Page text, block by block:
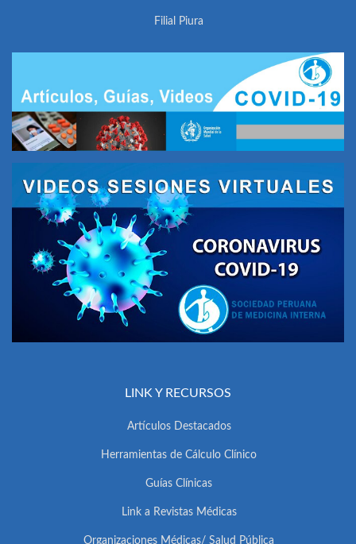
Filial Piura
LINK Y RECURSOS
Artículos Destacados
Herramientas de Cálculo Clínico
Guías Clínicas
Link a Revistas Médicas
Organizaciones Médicas/ Salud Pública